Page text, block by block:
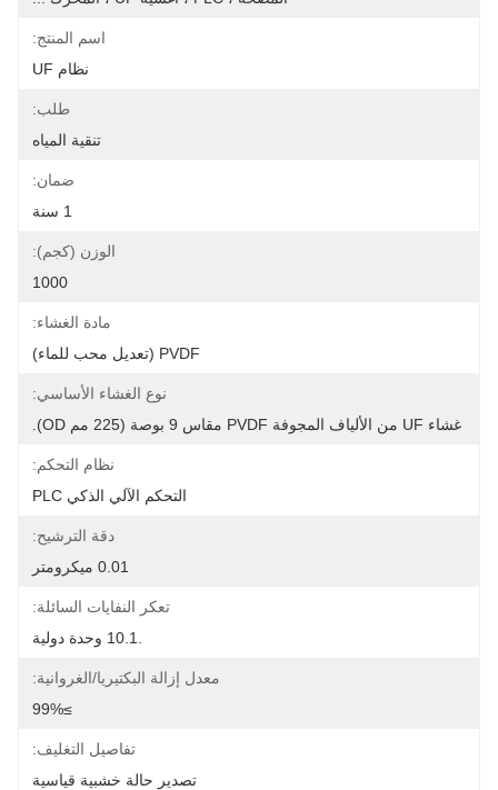
اسم المنتج:
نظام UF
طلب:
تنقية المياه
ضمان:
1 سنة
الوزن (كجم):
1000
مادة الغشاء:
PVDF (تعديل محب للماء)
نوع الغشاء الأساسي:
غشاء UF من الألياف المجوفة PVDF مقاس 9 بوصة (225 مم OD).
نظام التحكم:
التحكم الآلي الذكي PLC
دقة الترشيح:
0.01 ميكرومتر
تعكر النفايات السائلة:
معدل إزالة البكتيريا/الغروانية:
≥99%
تفاصيل التغليف:
تصدير حالة خشبية قياسية